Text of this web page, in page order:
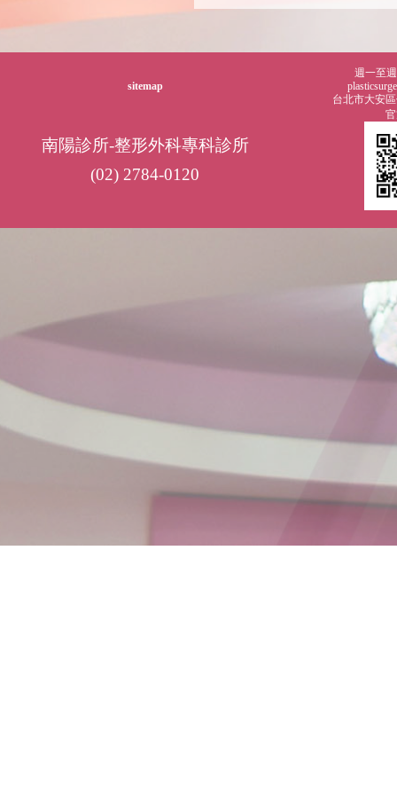
sitemap
週一至
台北市大安
南陽診所-整形外科專科診所
(02) 2784-0120